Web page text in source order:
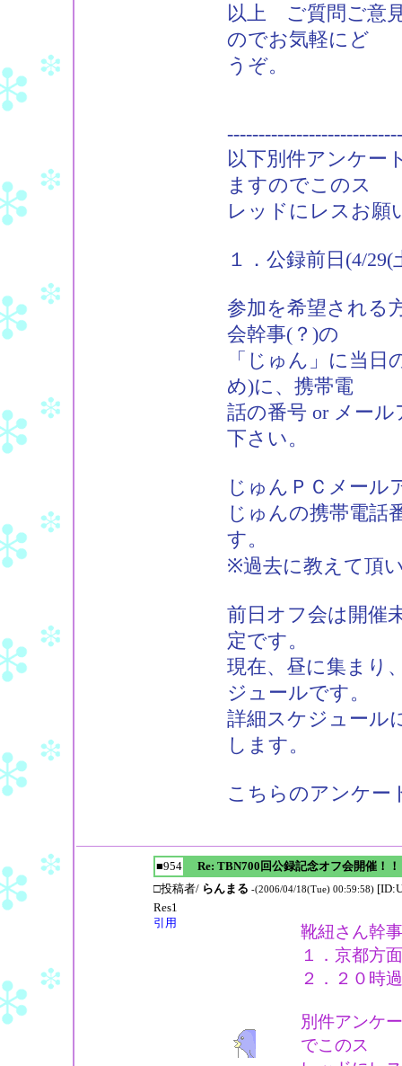
以上 ご質問ご意
のでお気軽にど
うぞ。
以下別件アンケー
ますのでこのス
レッドにレスお願
１．公録前日(4/
参加を希望される
会幹事(？)の
「じゅん」に当
め)に、携帯電
話の番号 or メー
下さい。
じゅんＰＣメール
じゅんの携帯電話
す。
※過去に教えて頂
前日オフ会は開催
定です。
現在、昼に集まり
ジュールです。
詳細スケジュール
します。
こちらのアンケー
■954 Re: TBN700回公録記念オフ会開催！！
□投稿者/ らんまる -(2006/04/18(Tue) 00:59:58)
Res1
引用
靴紐さん幹
１．京都方
２．２０時
別件アンケ
でこのス